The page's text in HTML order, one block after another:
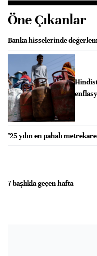
Öne Çıkanlar
Banka hisselerinde
"25 yılın en pahalı
7 başlıkla geçen hafta